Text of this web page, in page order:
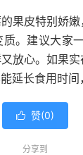
果皮特别娇
。建议大家
放心。如果
延长食用时间
 赞(0)
分享到